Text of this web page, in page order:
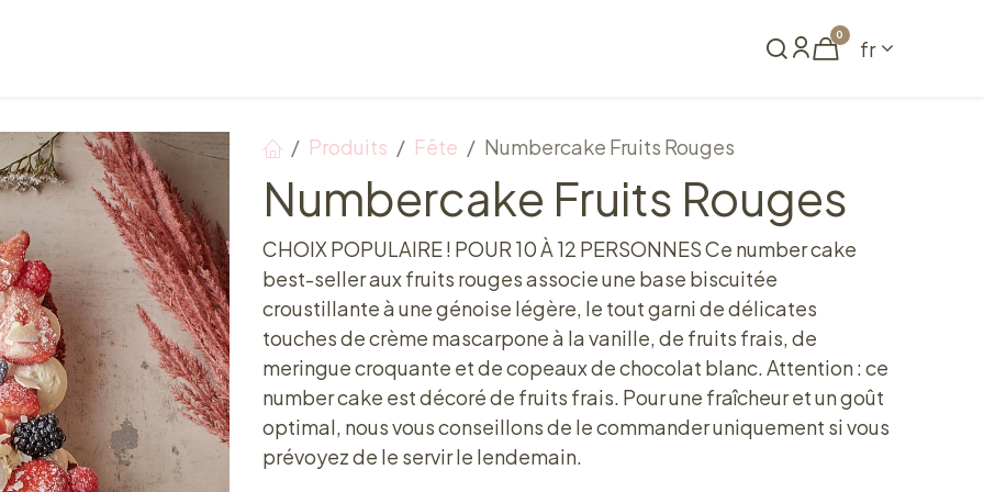
0
fr
Produits Fête Numbercake Fruits Rouges
Numbercake Fruits Rouges
CHOIX POPULAIRE ! POUR 10 À 12 PERSONNES Ce number cake
best-seller aux fruits rouges associe une base biscuitée
croustillante à une génoise légère, le tout garni de délicates
touches de crème mascarpone à la vanille, de fruits frais, de
meringue croquante et de copeaux de chocolat blanc. Attention : ce
number cake est décoré de fruits frais. Pour une fraîcheur et un goût
optimal, nous vous conseillons de le commander uniquement si vous
prévoyez de le servir le lendemain.